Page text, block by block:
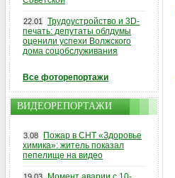
22.01
Трудоустройство и 3D-
печать: депутаты облдумы
оценили успехи Волжского
дома соцобслуживания
Все фоторепортажи
ВИДЕОРЕПОРТАЖИ
3.08
Пожар в СНТ «Здоровье
химика»: житель показал
пепелище на видео